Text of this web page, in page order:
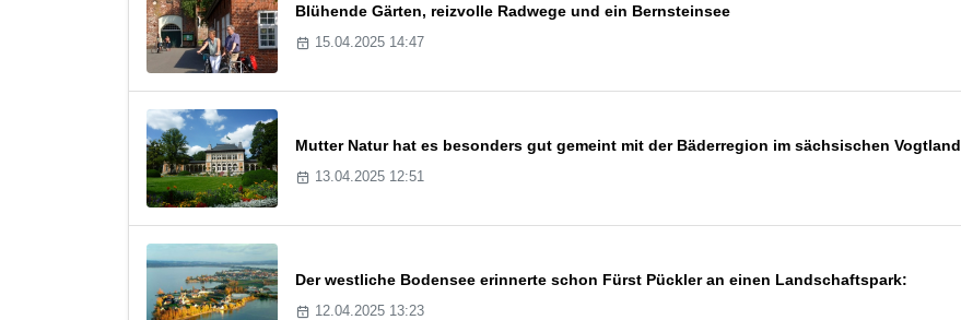
Blühende Gärten, reizvolle Radwege und ein Bernsteinsee
15.04.2025 14:47
Mutter Natur hat es besonders gut gemeint mit der Bäderregion im sächsischen Vogtland
13.04.2025 12:51
Der westliche Bodensee erinnerte schon Fürst Pückler an einen Landschaftspark:
12.04.2025 13:23